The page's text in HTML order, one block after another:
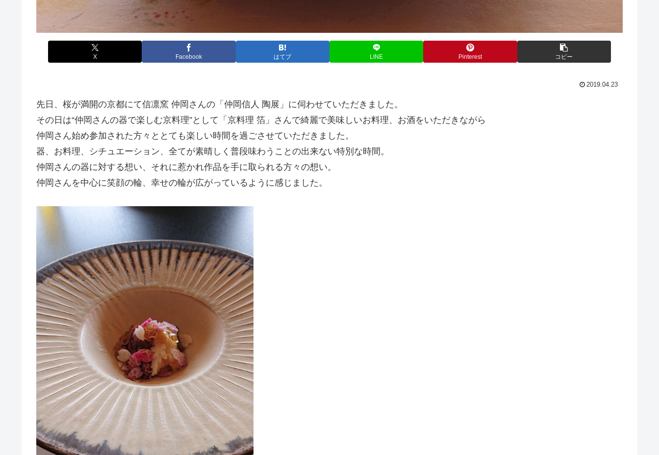
X Facebook はてブ LINE Pinterest コピー
2019.04.23
先日、桜が満開の京都にて信凛窯 仲岡さんの「仲岡信人 陶展」に伺わせていただきました。
その日は“仲岡さんの器で楽しむ京料理”として「京料理 箔」さんで綺麗で美味しいお料理、お酒をいただきながら
仲岡さん始め参加された方々ととても楽しい時間を過ごさせていただきました。
器、お料理、シチュエーション、全てが素晴しく普段味わうことの出来ない特別な時間。
仲岡さんの器に対する想い、それに惹かれ作品を手に取られる方々の想い。
仲岡さんを中心に笑顔の輪、幸せの輪が広がっているように感じました。